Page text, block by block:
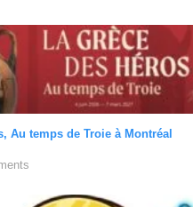
Au temps de Troie à Montréal